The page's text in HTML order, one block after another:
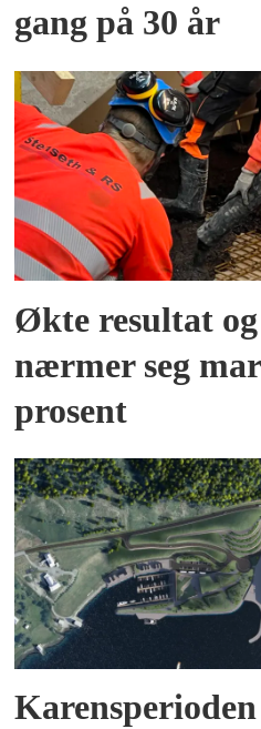
gang på 30 år
Økte resultat
nærmer seg
prosent